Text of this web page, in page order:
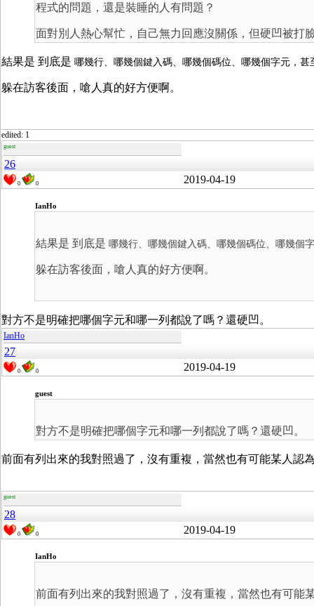
程式的問題，還是裝睡的人有問題？
面對別人熱心幫忙，自己無力回應沒關係，但硬凹被打
結果是 到底是 哪幾行、哪幾個鍵入碼、哪幾個碼位、哪幾個字元，
躲在訪客後面，嗆人真的好方便啊。
edited: 1
guest
26
0 0 2019-04-19
IanHo
結果是 到底是 哪幾行、哪幾個鍵入碼、哪幾個碼位、哪幾個
躲在訪客後面，嗆人真的好方便啊。
對方不是明確把哪個字元和哪一列都說了嗎？還硬凹。
IanHo
27
0 0 2019-04-19
guest
對方不是明確把哪個字元和哪一列都說了嗎？還硬凹。
前面有列出來的我對照過了，沒有重複，當然也有可能某人認
guest
28
0 0 2019-04-19
IanHo
前面有列出來的我對照過了，沒有重複，當然也有可能